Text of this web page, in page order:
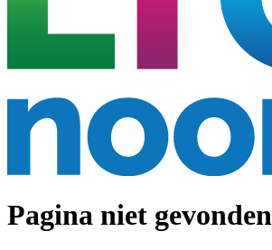
Pagina niet gevonden